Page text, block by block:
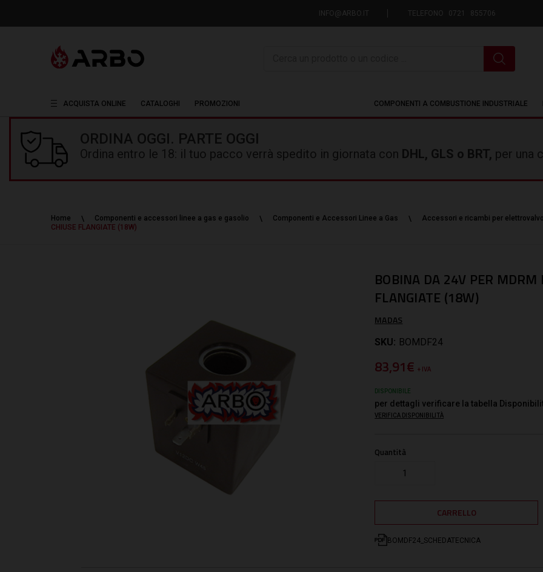
INFO@ARBO.IT TELEFONO 0721 855706
ACQUISTA ONLINE CATALOGHI PROMOZIONI COMPONENTI A COMBUSTIONE INDUSTRIALE
ORDINA OGGI. PARTE OGGI
Ordina entro le 18: il tuo pacco verrà spedito in giornata con DHL, GLS o BRT, per una
Home Componenti e accessori linee a gas e gasolio Componenti e Accessori Linee a Gas Accessori e ricambi per
CHIUSE FLANGIATE (18W)
BOBINA DA 24V PER
FLANGIATE (18W)
MADAS
SKU: BOMDF24
83,91€+ IVA
DISPONIBILE
per dettagli verificare la tabella
VERIFICA DISPONIBILITÀ
Quantità
BOMDF24_SCHEDATECNICA